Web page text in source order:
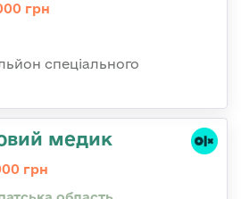
грн
спеціального
медик
грн